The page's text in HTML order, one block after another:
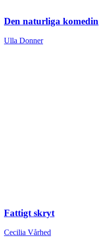
Den naturliga komedin
Ulla Donner
Fattigt skryt
Cecilia Vårhed